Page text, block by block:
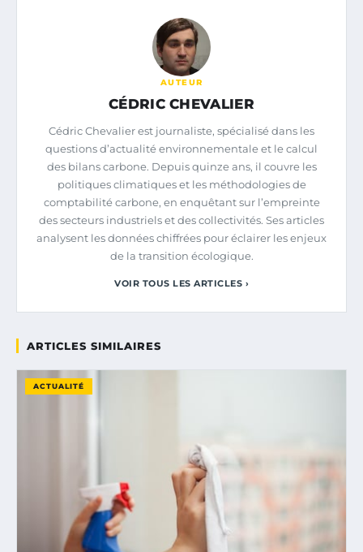
AUTEUR
CÉDRIC CHEVALIER
Cédric Chevalier est journaliste, spécialisé dans les
questions d’actualité environnementale et le calcul
des bilans carbone. Depuis quinze ans, il couvre les
politiques climatiques et les méthodologies de
comptabilité carbone, en enquêtant sur l’empreinte
des secteurs industriels et des collectivités. Ses articles
analysent les données chiffrées pour éclairer les enjeux
de la transition écologique.
VOIR TOUS LES ARTICLES ›
ARTICLES SIMILAIRES
ACTUALITÉ